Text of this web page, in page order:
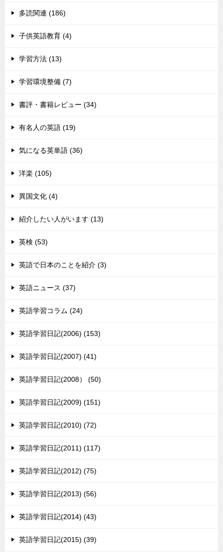
多読関連 (186)
子供英語教育 (4)
学習方法 (13)
学習環境整備 (7)
書評・書籍レビュー (34)
有名人の英語 (19)
気になる英単語 (36)
洋楽 (105)
異国文化 (4)
紹介したい人がいます (13)
英検 (53)
英語で日本のことを紹介 (3)
英語ニュース (37)
英語学習コラム (24)
英語学習日記(2006) (153)
英語学習日記(2007) (41)
英語学習日記(2008） (50)
英語学習日記(2009) (151)
英語学習日記(2010) (72)
英語学習日記(2011) (117)
英語学習日記(2012) (75)
英語学習日記(2013) (56)
英語学習日記(2014) (43)
英語学習日記(2015) (39)